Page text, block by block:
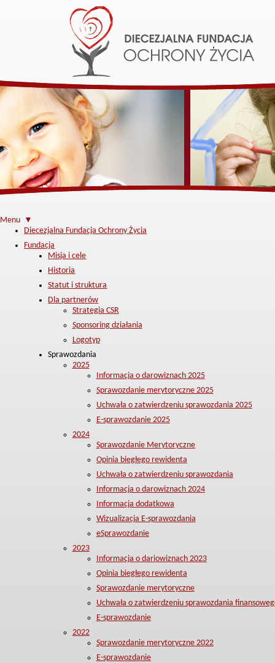
Menu ▼
Diecezjalna Fundacja Ochrony Życia
Fundacja
Misja i cele
Historia
Statut i struktura
Dla partnerów
Strategia CSR
Sponsoring działania
Logotyp
Sprawozdania
2025
Informacja o darowiznach 2025
Sprawozdanie merytoryczne 2025
Uchwała o zatwierdzeniu sprawozdania 2025
E-sprawozdanie 2025
2024
Sprawozdanie Merytoryczne
Opinia biegłego rewidenta
Uchwała o zatwierdzeniu sprawozdania
Informacja o darowiznach 2024
Informacja dodatkowa
Wizualizacja E-sprawozdania
eSprawozdanie
2023
Informacja o dariowiznach 2023
Opinia biegłego rewidenta
Sprawozdanie merytoryczne
Uchwała o zatwierdzeniu sprawozdania
E-sprawozdanie
2022
Sprawozdanie merytoryczne 2022
E-sprawozdanie